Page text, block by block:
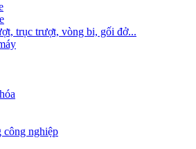
trục trượt, vòng bi, gối đở...
nghiệp